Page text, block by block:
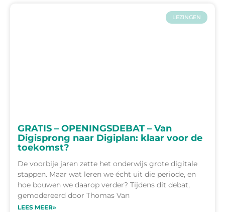
LEZINGEN
GRATIS – OPENINGSDEBAT – Van
Digisprong naar Digiplan: klaar voor de
toekomst?
De voorbije jaren zette het onderwijs grote digitale
stappen. Maar wat leren we écht uit die periode, en
hoe bouwen we daarop verder? Tijdens dit debat,
gemodereerd door Thomas Van
LEES MEER»